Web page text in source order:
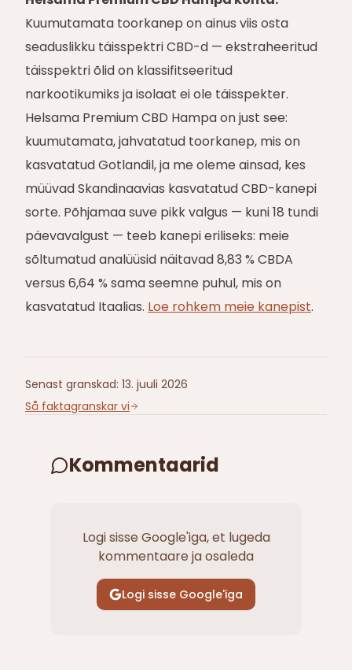
Kuumutamata toorkanep on ainus viis osta
seaduslikku täisspektri CBD-d — ekstraheeritud
täisspektri õlid on klassifitseeritud
narkootikumiks ja isolaat ei ole täisspekter.
Helsama Premium CBD Hampa on just see:
kuumutamata, jahvatatud toorkanep, mis on
kasvatatud Gotlandil, ja me oleme ainsad, kes
müüvad Skandinaavias kasvatatud CBD-kanepi
sorte. Põhjamaa suve pikk valgus — kuni 18 tundi
päevavalgust — teeb kanepi eriliseks: meie
sõltumatud analüüsid näitavad 8,83 % CBDA
versus 6,64 % sama seemne puhul, mis on
kasvatatud Itaalias. Loe rohkem meie kanepist.
Senast granskad: 13. juuli 2026
Så faktagranskar vi
Kommentaarid
Logi sisse Google'iga, et lugeda
kommentaare ja osaleda
Logi sisse Google'iga